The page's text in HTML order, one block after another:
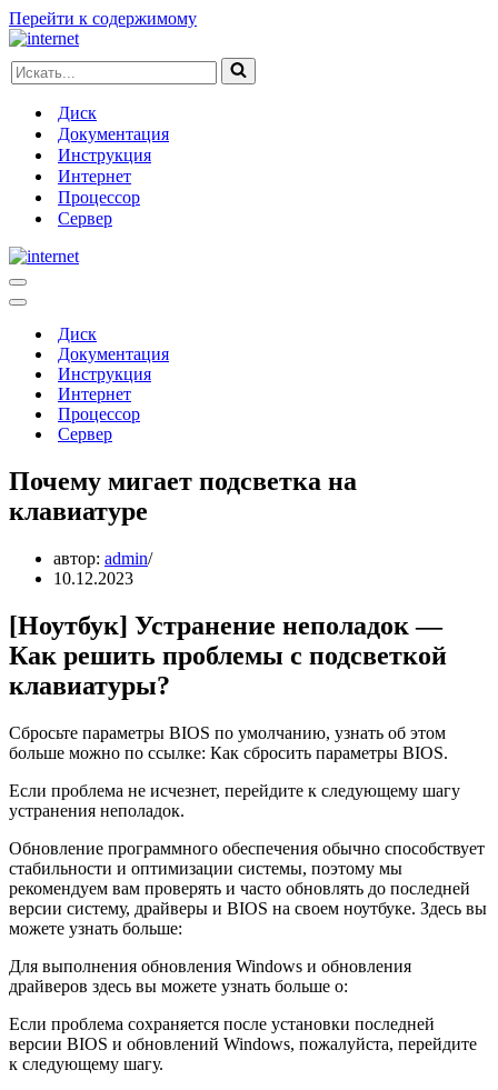
Перейти к содержимому
Искать...
Диск
Документация
Инструкция
Интернет
Процессор
Сервер
Меню
навигации
Меню
навигацииДиск
Документация
Инструкция
Интернет
Процессор
Сервер
Почему мигает подсветка на
клавиатуре
автор: admin
10.12.2023
[Ноутбук] Устранение неполадок —
Как решить проблемы с подсветкой
клавиатуры?
Сбросьте параметры BIOS по умолчанию, узнать об этом
больше можно по ссылке: Как сбросить параметры BIOS.
Если проблема не исчезнет, перейдите к следующему шагу
устранения неполадок.
Обновление программного обеспечения обычно способствует
стабильности и оптимизации системы, поэтому мы
рекомендуем вам проверять и часто обновлять до последней
версии систему, драйверы и BIOS на своем ноутбуке. Здесь вы
можете узнать больше:
Для выполнения обновления Windows и обновления
драйверов здесь вы можете узнать больше о:
Если проблема сохраняется после установки последней
версии BIOS и обновлений Windows, пожалуйста, перейдите
к следующему шагу.